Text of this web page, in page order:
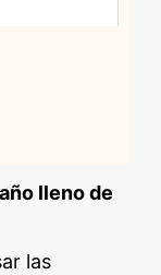
lleno de
las